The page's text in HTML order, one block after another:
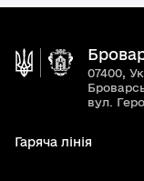
07400,
вул.
Гаряча лінія